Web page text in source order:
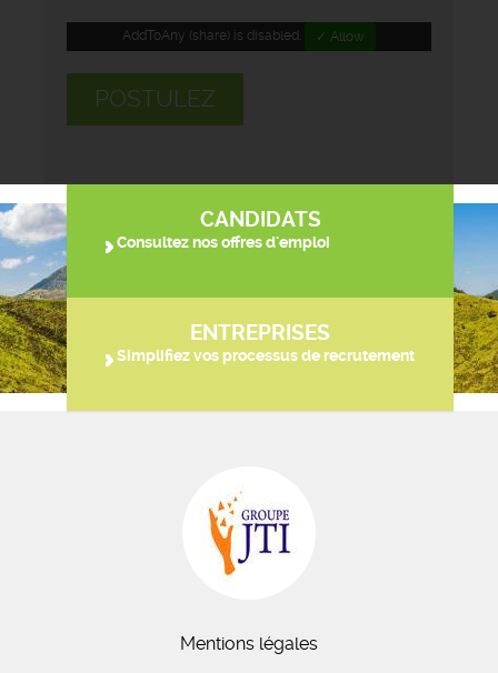
AddToAny (share) is disabled. ✓ Allow
POSTULEZ
CANDIDATS
Consultez nos offres d'emploi
ENTREPRISES
Simplifiez vos processus de recrutement
Mentions légales